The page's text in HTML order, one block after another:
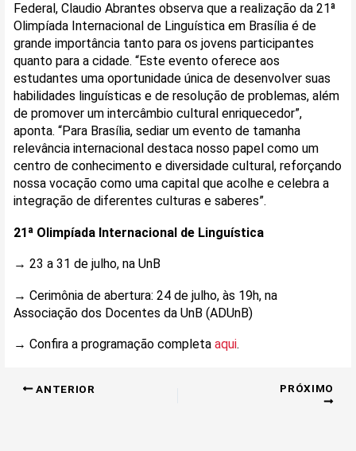
Federal, Claudio Abrantes observa que a realização da 21ª
Olimpíada Internacional de Linguística em Brasília é de
grande importância tanto para os jovens participantes
quanto para a cidade. “Este evento oferece aos
estudantes uma oportunidade única de desenvolver suas
habilidades linguísticas e de resolução de problemas, além
de promover um intercâmbio cultural enriquecedor”,
aponta. “Para Brasília, sediar um evento de tamanha
relevância internacional destaca nosso papel como um
centro de conhecimento e diversidade cultural, reforçando
nossa vocação como uma capital que acolhe e celebra a
integração de diferentes culturas e saberes”.
21ª Olimpíada Internacional de Linguística
→ 23 a 31 de julho, na UnB
→ Cerimônia de abertura: 24 de julho, às 19h, na
Associação dos Docentes da UnB (ADUnB)
→ Confira a programação completa aqui.
ANTERIOR PRÓXIMO